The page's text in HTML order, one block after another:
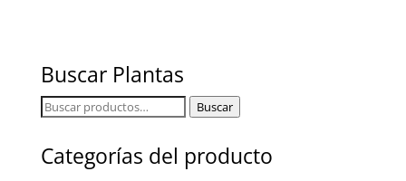
Buscar Plantas
Buscar
Buscar
Categorías del producto